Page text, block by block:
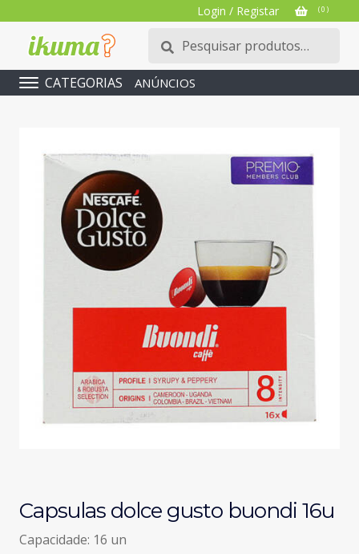
Login / Registar ( 0 )
Pesquisar
por:
Pesquisa
CATEGORIAS ANÚNCIOS
Capsulas dolce gusto buondi 16u
Capacidade: 16 un